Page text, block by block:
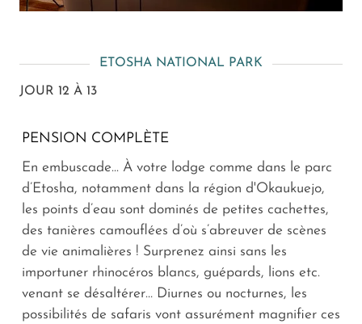
ETOSHA NATIONAL PARK
JOUR 12 À 13
PENSION COMPLÈTE
En embuscade... À votre lodge comme dans le parc
d’Etosha, notamment dans la région d'Okaukuejo,
les points d’eau sont dominés de petites cachettes,
des tanières camouflées d’où s’abreuver de scènes
de vie animalières ! Surprenez ainsi sans les
importuner rhinocéros blancs, guépards, lions etc.
venant se désaltérer… Diurnes ou nocturnes, les
possibilités de safaris vont assurément magnifier ces